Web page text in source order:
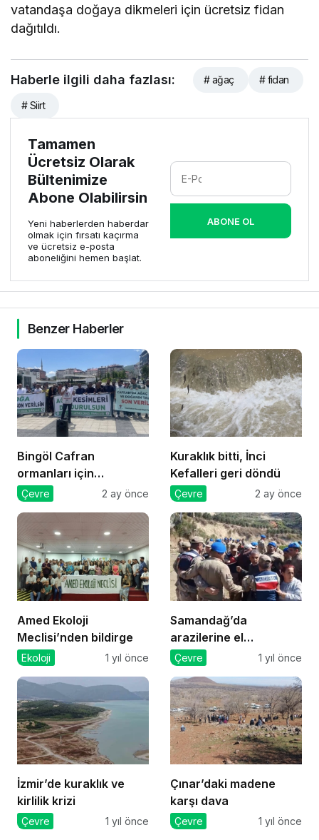
vatandaşa doğaya dikmeleri için ücretsiz fidan
dağıtıldı.
Haberle ilgili daha fazlası: # ağaç # fidan
# Siirt
Tamamen
Ücretsiz Olarak
Bültenimize
Abone Olabilirsin
Yeni haberlerden haberdar
olmak için fırsatı kaçırma
ve ücretsiz e-posta
aboneliğini hemen başlat.
ABONE OL
Benzer Haberler
Bingöl Cafran
ormanları için
mücadele
Çevre 2 ay önce
Kuraklık bitti, İnci
Kefalleri geri döndü
Çevre 2 ay önce
Amed Ekoloji
Meclisi’nden bildirge
Ekoloji 1 yıl önce
Samandağ’da
arazilerine el
konmasına karşı
müdahale etti
Çevre 1 yıl önce
İzmir’de kuraklık ve
kirlilik krizi
Çevre 1 yıl önce
Çınar’daki madene
karşı dava
Çevre 1 yıl önce